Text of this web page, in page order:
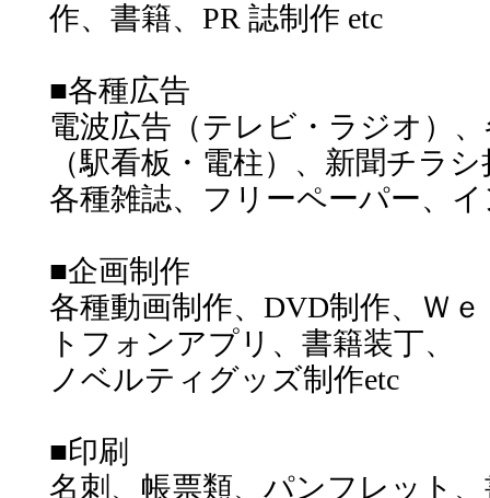
作、書籍、PR 誌制作 etc
■各種広告
電波広告（テレビ・ラジオ）
（駅看板・電柱）、新聞チラ
各種雑誌、フリーペーパー、
■企画制作
各種動画制作、DVD制作、Ｗ
トフォンアプリ、書籍装丁、
ノベルティグッズ制作etc
■印刷
名刺、帳票類、パンフレット